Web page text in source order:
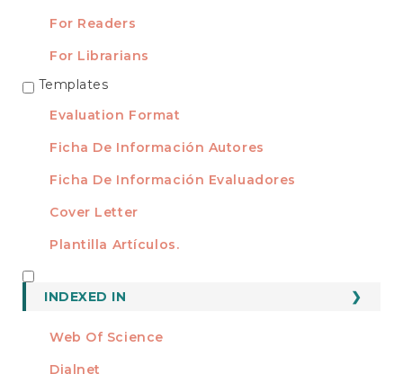
For Readers
For Librarians
TEMPLATES
Templates
Evaluation Format
Ficha De Información Autores
Ficha De Información Evaluadores
Cover Letter
Plantilla Artículos.
INDEXED IN
Web Of Science
Dialnet